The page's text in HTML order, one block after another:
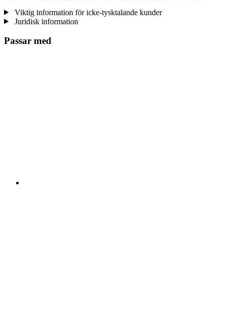
Viktig information för icke-tysktalande kunder
Juridisk information
Passar med